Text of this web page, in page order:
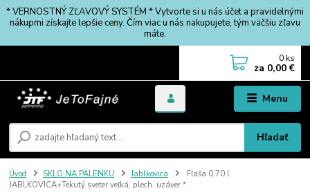
* VERNOSTNÝ ZĽAVOVÝ SYSTÉM * Vytvorte si u nás účet a pravidelnými
nákupmi získajte lepšie ceny. Čím viac u nás nakupujete, tým väčšiu zľavu
máte.
Menu
Hľadať
0 ks
za 0,00 €
Úvod SKLO NA PÁLENKU Jablkovica
Fľaša 0,70 l
JABLKOVICA+Tekutý sveter veľká, plech. uzáver *